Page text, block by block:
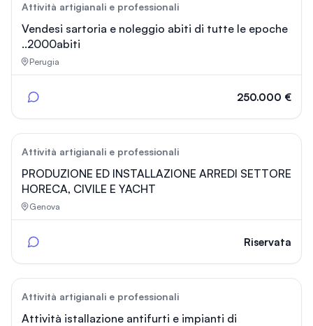
Attività artigianali e professionali
Vendesi sartoria e noleggio abiti di tutte le epoche
..2000abiti
Perugia
250.000 €
Attività artigianali e professionali
PRODUZIONE ED INSTALLAZIONE ARREDI SETTORE
HORECA, CIVILE E YACHT
Genova
Riservata
Attività artigianali e professionali
Attività istallazione antifurti e impianti di